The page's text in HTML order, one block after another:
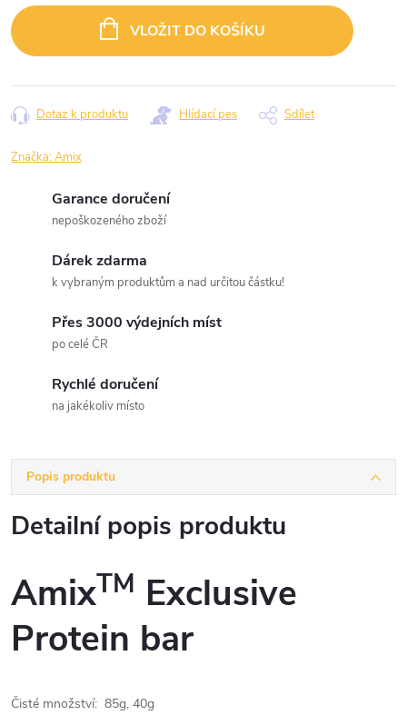
cena:
VLOŽIT DO KOŠÍKU
Dotaz k produktu Hlídací pes Sdílet
Značka:Amix
Garance doručení
nepoškozeného zboží
Dárek zdarma
k vybraným produktům a nad určitou částku!
Přes 3000 výdejních míst
po celé ČR
Rychlé doručení
na jakékoliv místo
Popis produktu
Detailní popis produktu
AmixTM Exclusive
Protein bar
Čisté množství: 85g, 40g